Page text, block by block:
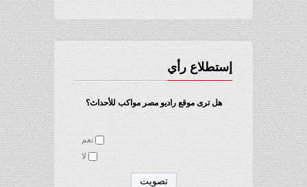
إستطلاع رأي
هل ترى موقع راديو مصر مواكب للأحداث؟
نعم
لا